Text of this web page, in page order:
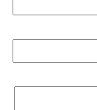
مدوَّنات
أبراج